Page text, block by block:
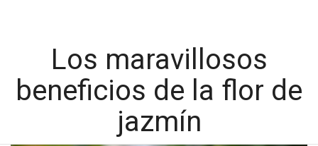
Los maravillosos
beneficios de la flor de
jazmín